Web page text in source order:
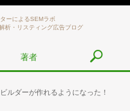
ーによるSEMラボ
析・リスティング広告ブログ
著者
ルダーが作れるようになった！